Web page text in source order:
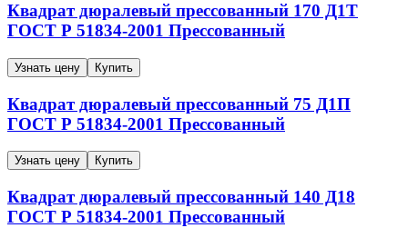
Квадрат дюралевый прессованный 170 Д1Т
ГОСТ Р 51834-2001 Прессованный
Узнать цену Купить
Квадрат дюралевый прессованный 75 Д1П
ГОСТ Р 51834-2001 Прессованный
Узнать цену Купить
Квадрат дюралевый прессованный 140 Д18
ГОСТ Р 51834-2001 Прессованный